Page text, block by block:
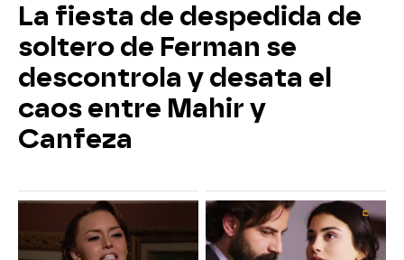
La fiesta de despedida de
soltero de Ferman se
descontrola y desata el
caos entre Mahir y
Canfeza